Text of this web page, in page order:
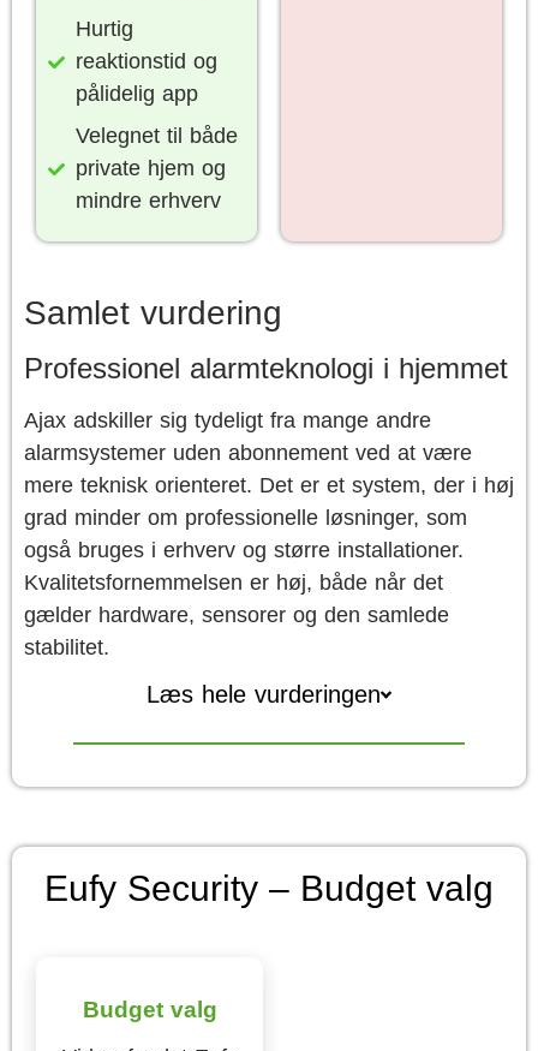
Hurtig
reaktionstid og
pålidelig app
Velegnet til både
private hjem og
mindre erhverv
Samlet vurdering
Professionel alarmteknologi i hjemmet
Ajax adskiller sig tydeligt fra mange andre
alarmsystemer uden abonnement ved at være
mere teknisk orienteret. Det er et system, der i høj
grad minder om professionelle løsninger, som
også bruges i erhverv og større installationer.
Kvalitetsfornemmelsen er høj, både når det
gælder hardware, sensorer og den samlede
stabilitet.
Læs hele vurderingen
Eufy Security – Budget valg
Budget valg